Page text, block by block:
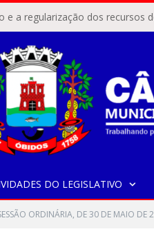
DO LEGISLATIVO
ORDINÁRIA, DE 30 DE MAIO DE